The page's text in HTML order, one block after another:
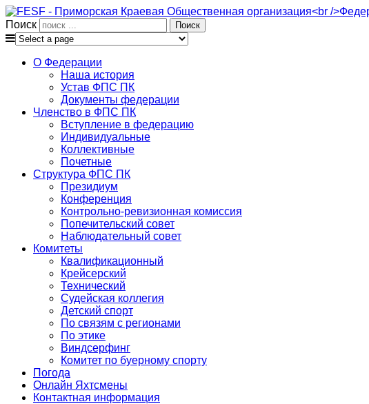
Поиск
О Федерации
Наша история
Устав ФПС ПК
Документы федерации
Членство в ФПС ПК
Вступление в федерацию
Индивидуальные
Коллективные
Почетные
Структура ФПС ПК
Президиум
Конференция
Контрольно-ревизионная комиссия
Попечительский совет
Наблюдательный совет
Комитеты
Квалификационный
Крейсерский
Технический
Судейская коллегия
Детский спорт
По связям с регионами
По этике
Виндсерфинг
Комитет по буерному спорту
Погода
Онлайн Яхтсмены
Контактная информация